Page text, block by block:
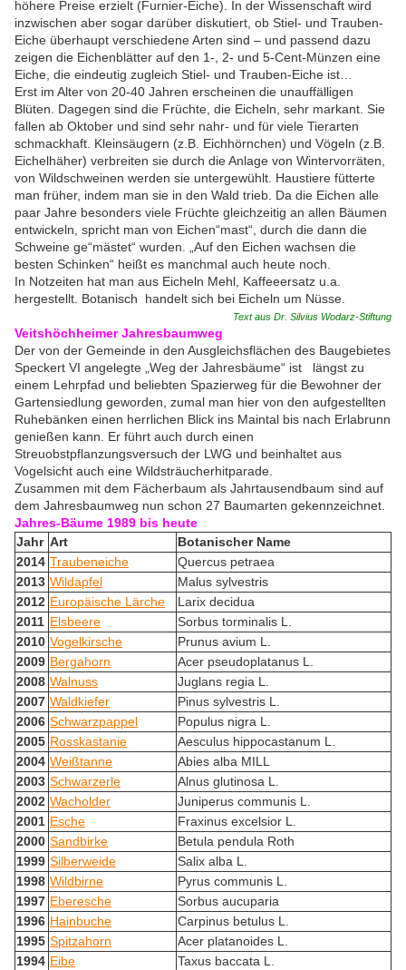
höhere Preise erzielt (Furnier-Eiche). In der Wissenschaft wird
inzwischen aber sogar darüber diskutiert, ob Stiel- und Trauben-
Eiche überhaupt verschiedene Arten sind – und passend dazu
zeigen die Eichenblätter auf den 1-, 2- und 5-Cent-Münzen eine
Eiche, die eindeutig zugleich Stiel- und Trauben-Eiche ist…
Erst im Alter von 20-40 Jahren erscheinen die unauffälligen
Blüten. Dagegen sind die Früchte, die Eicheln, sehr markant. Sie
fallen ab Oktober und sind sehr nahr- und für viele Tierarten
schmackhaft. Kleinsäugern (z.B. Eichhörnchen) und Vögeln (z.B.
Eichelhäher) verbreiten sie durch die Anlage von Wintervorräten,
von Wildschweinen werden sie untergewühlt. Haustiere fütterte
man früher, indem man sie in den Wald trieb. Da die Eichen alle
paar Jahre besonders viele Früchte gleichzeitig an allen Bäumen
entwickeln, spricht man von Eichen“mast“, durch die dann die
Schweine ge“mästet“ wurden. „Auf den Eichen wachsen die
besten Schinken“ heißt es manchmal auch heute noch.
In Notzeiten hat man aus Eicheln Mehl, Kaffeeersatz u.a.
hergestellt. Botanisch handelt sich bei Eicheln um Nüsse.
Text aus Dr. Silvius Wodarz-Stiftung
Veitshöchheimer Jahresbaumweg
Der von der Gemeinde in den Ausgleichsflächen des Baugebietes
Speckert VI angelegte „Weg der Jahresbäume“ ist längst zu
einem Lehrpfad und beliebten Spazierweg für die Bewohner der
Gartensiedlung geworden, zumal man hier von den aufgestellten
Ruhebänken einen herrlichen Blick ins Maintal bis nach Erlabrunn
genießen kann. Er führt auch durch einen
Streuobstpflanzungsversuch der LWG und beinhaltet aus
Vogelsicht auch eine Wildsträucherhitparade.
Zusammen mit dem Fächerbaum als Jahrtausendbaum sind auf
dem Jahresbaumweg nun schon 27 Baumarten gekennzeichnet.
Jahres-Bäume 1989 bis heute
Jahr Art
Botanischer Name
2014 Traubeneiche
Quercus petraea
2013 Wildapfel
Malus sylvestris
2012 Europäische Lärche
Larix decidua
2011 Elsbeere
Sorbus torminalis L.
2010 Vogelkirsche
Prunus avium L.
2009 Bergahorn
Acer pseudoplatanus L.
2008 Walnuss
Juglans regia L.
2007 Waldkiefer
Pinus sylvestris L.
2006 Schwarzpappel
Populus nigra L.
2005 Rosskastanie
Aesculus hippocastanum L.
2004 Weißtanne
Abies alba MILL
2003 Schwarzerle
Alnus glutinosa L.
2002 Wacholder
Juniperus communis L.
2001 Esche
Fraxinus excelsior L.
2000 Sandbirke
Betula pendula Roth
1999 Silberweide
Salix alba L.
1998 Wildbirne
Pyrus communis L.
1997 Eberesche
Sorbus aucuparia
1996 Hainbuche
Carpinus betulus L.
1995 Spitzahorn
Acer platanoides L.
1994 Eibe
Taxus baccata L.